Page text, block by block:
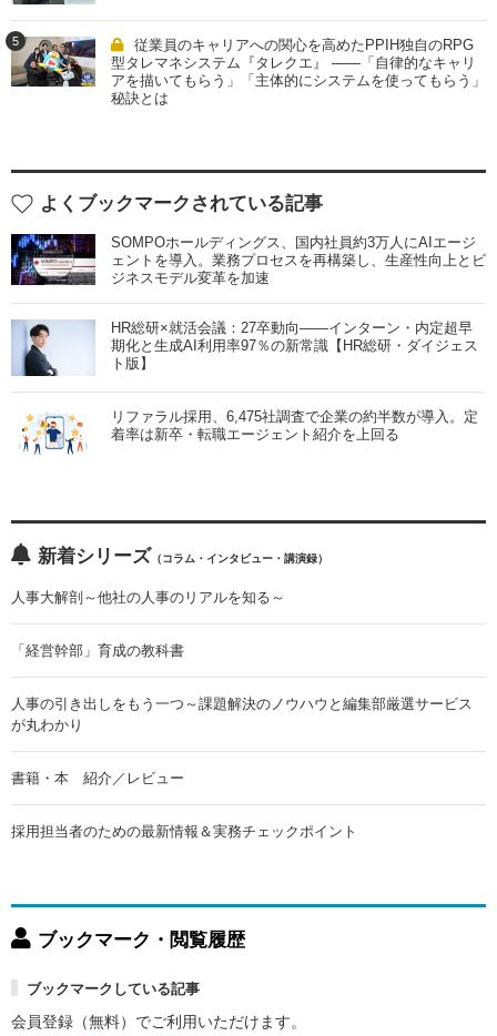
5
従業員のキャリアへの関心を高めたPPIH独自のRPG
型タレマネシステム『タレクエ』 ――「自律的なキャリ
アを描いてもらう」「主体的にシステムを使ってもらう」
秘訣とは
よくブックマークされている記事
SOMPOホールディングス、国内社員約3万人にAIエージ
ェントを導入。業務プロセスを再構築し、生産性向上とビ
ジネスモデル変革を加速
HR総研×就活会議：27卒動向――インターン・内定超早
期化と生成AI利用率97％の新常識【HR総研・ダイジェス
ト版】
リファラル採用、6,475社調査で企業の約半数が導入。定
着率は新卒・転職エージェント紹介を上回る
新着シリーズ （コラム・インタビュー・講演録）
人事大解剖～他社の人事のリアルを知る～
「経営幹部」育成の教科書
人事の引き出しをもう一つ～課題解決のノウハウと編集部厳選サービス
が丸わかり
書籍・本 紹介／レビュー
採用担当者のための最新情報＆実務チェックポイント
ブックマーク・閲覧履歴
ブックマークしている記事
会員登録（無料）でご利用いただけます。